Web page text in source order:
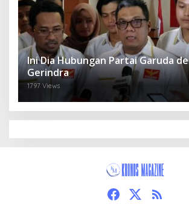
Ini Dia Hubungan Partai Garuda
Gerindra
1797 Views